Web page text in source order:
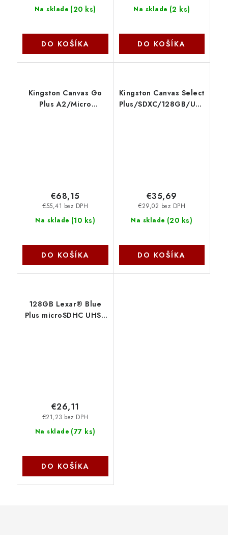
Na sklade (20 ks)
DO KOŠÍKA
Na sklade (2 ks)
DO KOŠÍKA
Kingston Canvas Go
Plus A2/Micro
Na sklade (10 ks)
€55,41 bez DPH
€68,15
DO KOŠÍKA
Kingston Canvas Select
Plus/SDXC/128GB/UHS-
Na sklade (20 ks)
€29,02 bez DPH
€35,69
DO KOŠÍKA
128GB Lexar® Blue
Plus microSDHC UHS-I
Na sklade (77 ks)
€21,23 bez DPH
€26,11
DO KOŠÍKA